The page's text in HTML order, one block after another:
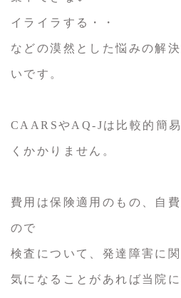
イライラする・・
などの漠然とした悩みの解
いです。
CAARSやAQ-Jは比較的簡
くかかりません。
費用は保険適用のもの、自
ので
検査について、発達障害に
気になることがあれば当院